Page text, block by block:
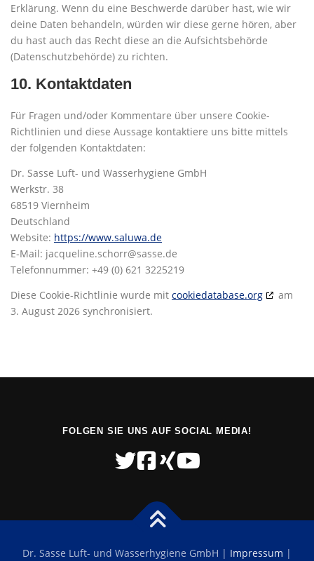
Erklärung. Wenn du eine Beschwerde darüber hast, wie wir
deine Daten behandeln, würden wir diese gerne hören, aber
du hast auch das Recht diese an die Aufsichtsbehörde
(Datenschutzbehörde) zu richten.
10. Kontaktdaten
Für Fragen und/oder Kommentare über unsere Cookie-
Richtlinien und diese Aussage kontaktiere uns bitte mittels
der folgenden Kontaktdaten:
Dr. Sasse Luft- und Wasserhygiene GmbH
Werkstr. 38
68519 Viernheim
Deutschland
Website: https://www.saluwa.de
E-Mail: jacqueline.schorr@sasse.de
Telefonnummer: +49 (0) 621 3225219
Diese Cookie-Richtlinie wurde mit cookiedatabase.org
am
3. August 2026 synchronisiert.
FOLGEN SIE UNS AUF SOCIAL MEDIA!
Dr. Sasse Luft- und Wasserhygiene GmbH | Impressum |